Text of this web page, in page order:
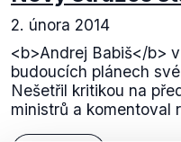
2. února 2014
<b>Andrej Babiš</b>
budoucích plánech
Nešetřil kritikou na
ministrů a komentoval